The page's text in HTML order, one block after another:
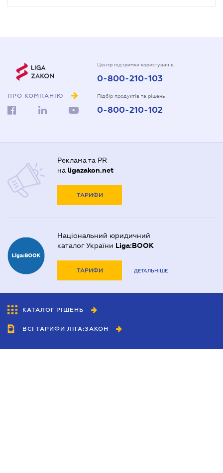
ПРО КОМПАНІЮ
Центр підтримки користувачів
0-800-210-103
Підбір продуктів та рішень
0-800-210-102
Реклама та PR
на ligazakon.net
ТАРИФИ
Національний юридичний
каталог України Liga:BOOK
ТАРИФИ ДЕТАЛЬНІШЕ
КАТАЛОГ РІШЕНЬ
ВСІ ТАРИФИ ЛІГА:ЗАКОН